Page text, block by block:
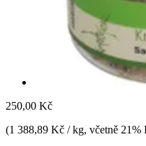
250,00 Kč
(1 388,89 Kč / kg, včetně 21%